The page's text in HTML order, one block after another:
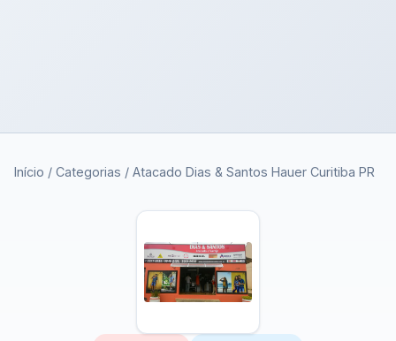
Início / Categorias / Atacado Dias & Santos Hauer Curitiba PR